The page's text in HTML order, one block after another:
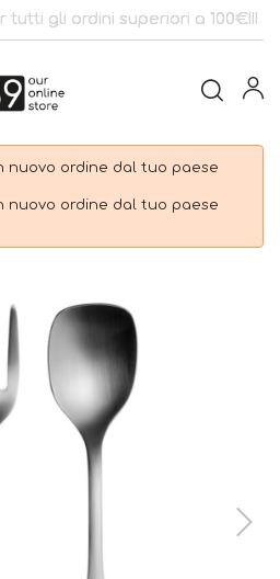
gli ordini superiori a 100€!!!
nuovo ordine dal tuo paese
nuovo ordine dal tuo paese